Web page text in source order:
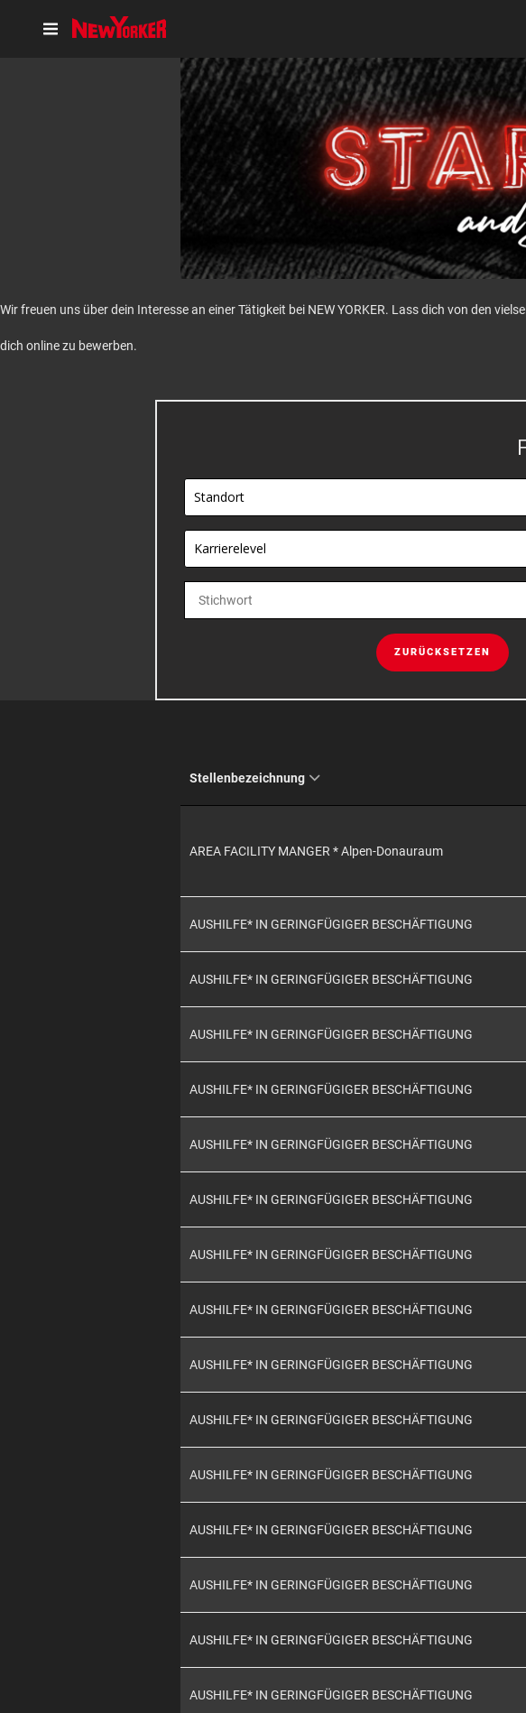
Wir freuen uns über dein Interesse an einer Tätigkeit bei NEW YORKER. Lass dich von den
dich online zu bewerben.
Standort
Karrierelevel
ZURÜCKSETZEN
Stellenbezeichnung
AREA FACILITY MANGER * Alpen-Donauraum
AUSHILFE* IN GERINGFÜGIGER BESCHÄFTIGUNG
AUSHILFE* IN GERINGFÜGIGER BESCHÄFTIGUNG
AUSHILFE* IN GERINGFÜGIGER BESCHÄFTIGUNG
AUSHILFE* IN GERINGFÜGIGER BESCHÄFTIGUNG
AUSHILFE* IN GERINGFÜGIGER BESCHÄFTIGUNG
AUSHILFE* IN GERINGFÜGIGER BESCHÄFTIGUNG
AUSHILFE* IN GERINGFÜGIGER BESCHÄFTIGUNG
AUSHILFE* IN GERINGFÜGIGER BESCHÄFTIGUNG
AUSHILFE* IN GERINGFÜGIGER BESCHÄFTIGUNG
AUSHILFE* IN GERINGFÜGIGER BESCHÄFTIGUNG
AUSHILFE* IN GERINGFÜGIGER BESCHÄFTIGUNG
AUSHILFE* IN GERINGFÜGIGER BESCHÄFTIGUNG
AUSHILFE* IN GERINGFÜGIGER BESCHÄFTIGUNG
AUSHILFE* IN GERINGFÜGIGER BESCHÄFTIGUNG
AUSHILFE* IN GERINGFÜGIGER BESCHÄFTIGUNG